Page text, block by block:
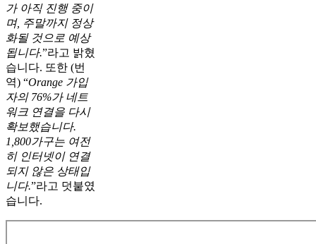
가 아직 진행 중이
며, 주말까지 정상
화될 것으로 예상
됩니다.”라고 밝혔
습니다. 또한 (번
역) “Orange 가입
자의 76%가 네트
워크 연결을 다시
확보했습니다.
1,800가구는 여전
히 인터넷이 연결
되지 않은 상태입
니다.”라고 덧붙였
습니다.